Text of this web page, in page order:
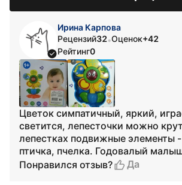
Ирина Карпова
Рецензий32•Оценок+42
Рейтинг0
Цветок симпатичный, яркий,
светится, лепесточки можно
лепестках подвижные элементы
птичка, пчелка. Годовалый
Понравился отзыв?
Да